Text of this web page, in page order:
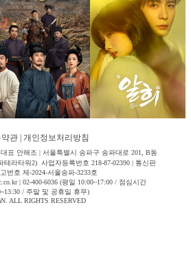
약관 개인정보처리방침
표 안해조 | 서울특별시 송파구 송파대로 201, B동
테라타워2) 사업자등록번호 218-87-02390 | 통신판
번호 제-2024-서울송파-3233호
| 02-400-6036 (평일 10:00~17:00 / 점심시간
/ 주말 및 공휴일 휴무)
ALL RIGHTS RESERVED